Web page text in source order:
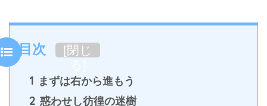
目次 [閉じ
1 まずは右から進もう
2 惑わせし彷徨の迷樹